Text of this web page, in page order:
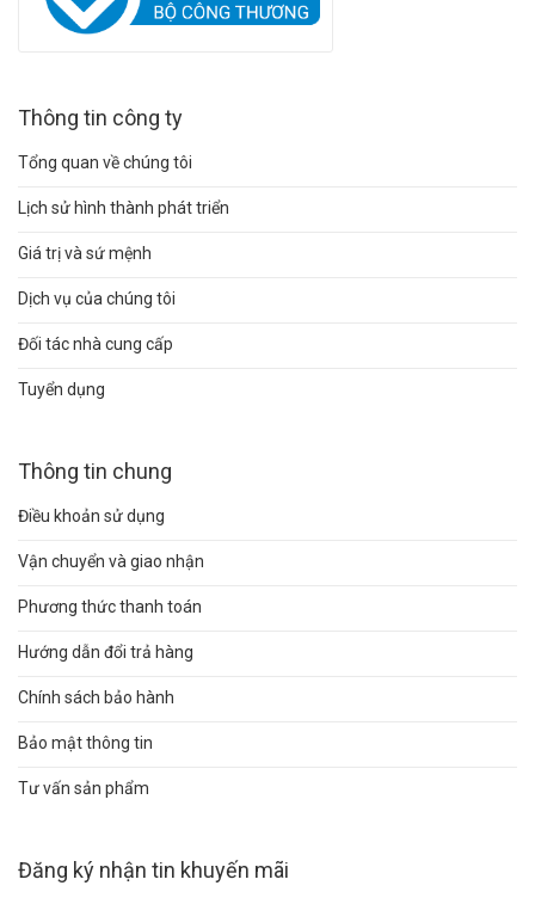
Thông tin công ty
Tổng quan về chúng tôi
Lịch sử hình thành phát triển
Giá trị và sứ mệnh
Dịch vụ của chúng tôi
Đối tác nhà cung cấp
Tuyển dụng
Thông tin chung
Điều khoản sử dụng
Vận chuyển và giao nhận
Phương thức thanh toán
Hướng dẫn đổi trả hàng
Chính sách bảo hành
Bảo mật thông tin
Tư vấn sản phẩm
Đăng ký nhận tin khuyến mãi